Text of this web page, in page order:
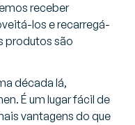
receber
los e recarregá-
produtos são
década lá,
É um lugar fácil de
vantagens do que